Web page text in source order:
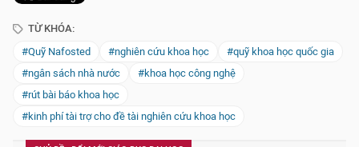
TỪ KHÓA:
#Quỹ Nafosted
#nghiên cứu khoa học
#quỹ khoa học quốc gia
#ngân sách nhà nước
#khoa học công nghệ
#rút bài báo khoa học
#kinh phí tài trợ cho đề tài nghiên cứu khoa học